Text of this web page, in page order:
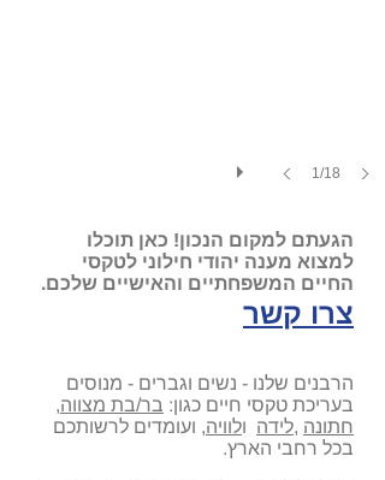
1/18
הגעתם למקום הנכון! כאן תוכלו
למצוא מענה יהודי חילוני לטקסי
החיים המשפחתיים והאישיים שלכם.
צרו קשר
הרבנים שלנו - נשים וגברים - מנוסים
בעריכת טקסי חיים כגון: בר/בת מצווה,
חתונה ,לידה ולוויה, ועומדים לרשותכם
בכל רחבי הארץ.